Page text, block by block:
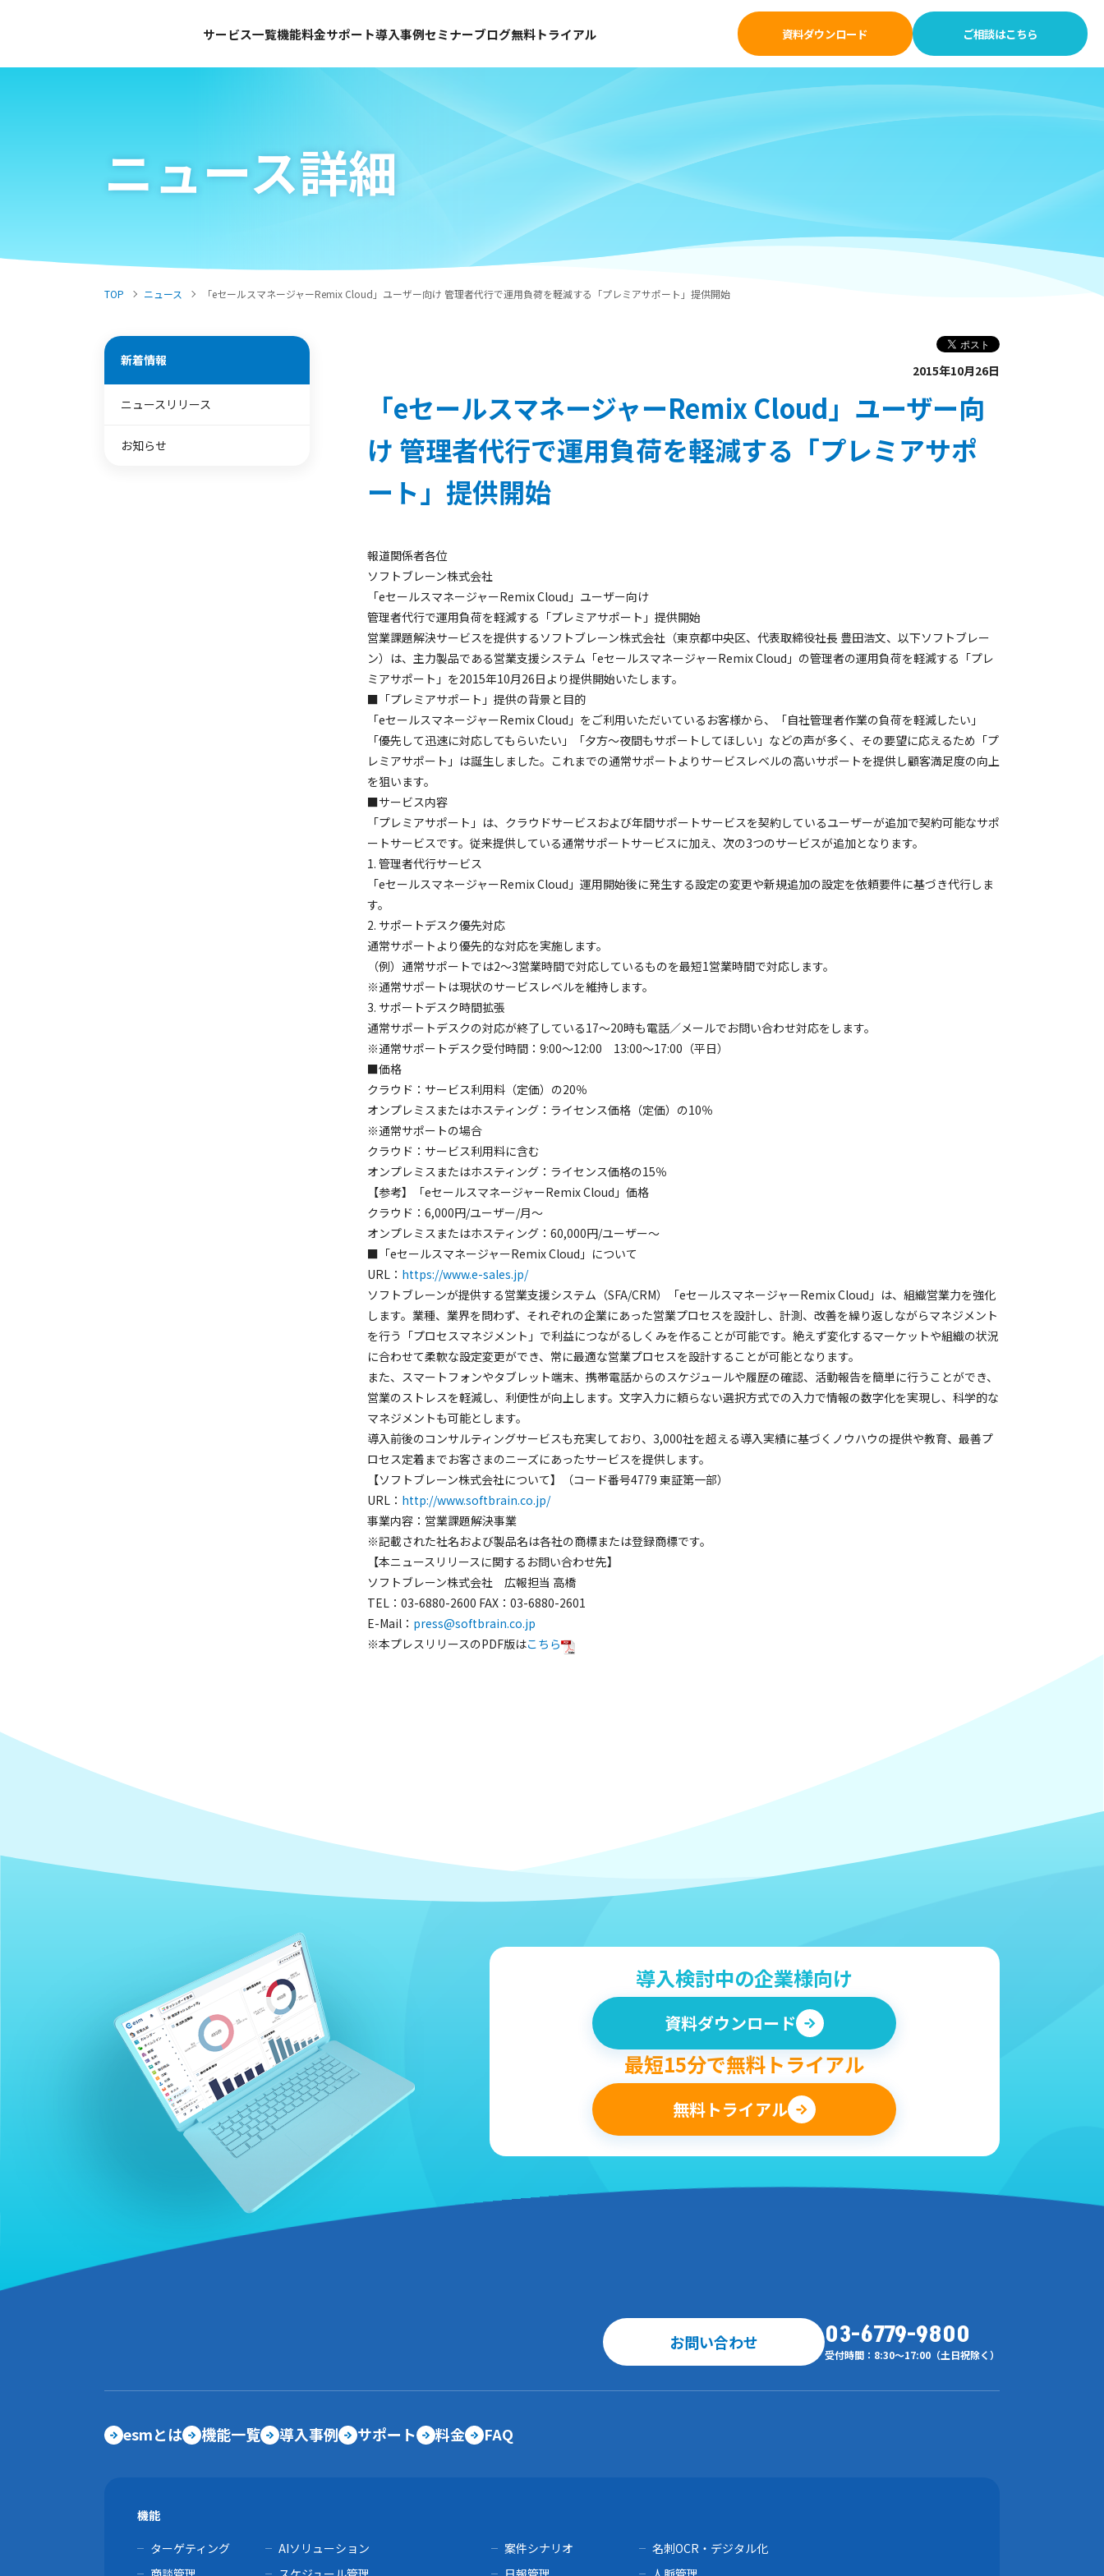
サービス一覧機能料金サポート導入事例セミナーブログ無料トライアル 資料ダウンロード ご相談はこちら
ニュース詳細
TOP ニュース 「eセールスマネージャーRemix Cloud」ユーザー向け 管理者代行で運用負荷を軽減する「プレミアサポート」提供開始
「eセールスマネージャーRemix Cloud」ユーザー向
け 管理者代行で運用負荷を軽減する「プレミアサポ
ート」提供開始
報道関係者各位
2015年10月26日
ソフトブレーン株式会社
「eセールスマネージャーRemix Cloud」ユーザー向け
管理者代行で運用負荷を軽減する「プレミアサポート」提供開始
営業課題解決サービスを提供するソフトブレーン株式会社（東京都中央区、代表取締役社長 豊田浩文、以下ソフトブレー
ン）は、主力製品である営業支援システム「eセールスマネージャーRemix Cloud」の管理者の運用負荷を軽減する「プレ
ミアサポート」を2015年10月26日より提供開始いたします。
■「プレミアサポート」提供の背景と目的
「eセールスマネージャーRemix Cloud」をご利用いただいているお客様から、「自社管理者作業の負荷を軽減したい」
「優先して迅速に対応してもらいたい」「夕方～夜間もサポートしてほしい」などの声が多く、その要望に応えるため「プ
レミアサポート」は誕生しました。これまでの通常サポートよりサービスレベルの高いサポートを提供し顧客満足度の向上
を狙います。
■サービス内容
「プレミアサポート」は、クラウドサービスおよび年間サポートサービスを契約しているユーザーが追加で契約可能なサポ
ートサービスです。従来提供している通常サポートサービスに加え、次の3つのサービスが追加となります。
1. 管理者代行サービス
「eセールスマネージャーRemix Cloud」運用開始後に発生する設定の変更や新規追加の設定を依頼要件に基づき代行しま
す。
2. サポートデスク優先対応
通常サポートより優先的な対応を実施します。
（例）通常サポートでは2～3営業時間で対応しているものを最短1営業時間で対応します。
※通常サポートは現状のサービスレベルを維持します。
3. サポートデスク時間拡張
通常サポートデスクの対応が終了している17～20時も電話／メールでお問い合わせ対応をします。
※通常サポートデスク受付時間：9:00～12:00 13:00～17:00（平日）
■価格
クラウド：サービス利用料（定価）の20％
オンプレミスまたはホスティング：ライセンス価格（定価）の10％
※通常サポートの場合
クラウド：サービス利用料に含む
オンプレミスまたはホスティング：ライセンス価格の15％
【参考】「eセールスマネージャーRemix Cloud」価格
クラウド：6,000円/ユーザー/月～
オンプレミスまたはホスティング：60,000円/ユーザー～
■「eセールスマネージャーRemix Cloud」について
URL： https://www.e-sales.jp/
ソフトブレーンが提供する営業支援システム（SFA/CRM）「eセールスマネージャーRemix Cloud」は、組織営業力を強化
します。業種、業界を問わず、それぞれの企業にあった営業プロセスを設計し、計測、改善を繰り返しながらマネジメント
を行う「プロセスマネジメント」で利益につながるしくみを作ることが可能です。絶えず変化するマーケットや組織の状況
に合わせて柔軟な設定変更ができ、常に最適な営業プロセスを設計することが可能となります。
また、スマートフォンやタブレット端末、携帯電話からのスケジュールや履歴の確認、活動報告を簡単に行うことができ、
営業のストレスを軽減し、利便性が向上します。文字入力に頼らない選択方式での入力で情報の数字化を実現し、科学的な
マネジメントも可能とします。
導入前後のコンサルティングサービスも充実しており、3,000社を超える導入実績に基づくノウハウの提供や教育、最善プ
ロセス定着までお客さまのニーズにあったサービスを提供します。
【ソフトブレーン株式会社について】（コード番号4779 東証第一部）
URL： http://www.softbrain.co.jp/
事業内容：営業課題解決事業
※記載された社名および製品名は各社の商標または登録商標です。
【本ニュースリリースに関するお問い合わせ先】
ソフトブレーン株式会社 広報担当 高橋
TEL：03-6880-2600 FAX：03-6880-2601
E-Mail： press@softbrain.co.jp
※本プレスリリースのPDF版はこちら
新着情報
ニュースリリース
お知らせ
導入検討中の企業様向け
資料ダウンロード
最短15分で無料トライアル
無料トライアル
お問い合わせ 03-6779-9800
受付時間：8:30～17:00（土日祝除く）
esmとは 機能一覧 導入事例 サポート 料金 FAQ
機能
ターゲティング
AIソリューション
案件シナリオ
名刺OCR・デジタル化